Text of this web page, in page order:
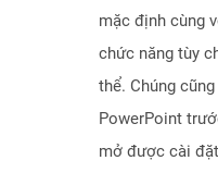
mặc định cùng
chức năng tùy
thể. Chúng
PowerPoint
mở được cài